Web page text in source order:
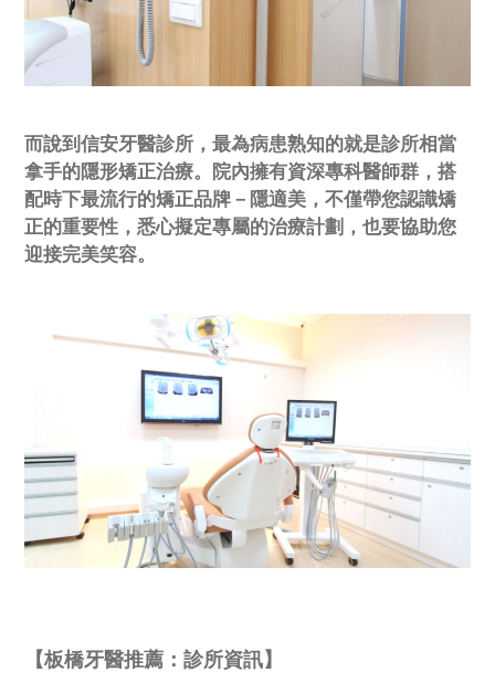
而說到信安牙醫診所，最為病患熟知的就是診所相當
拿手的隱形矯正治療。院內擁有資深專科醫師群，搭
配時下最流行的矯正品牌－隱適美，不僅帶您認識矯
正的重要性，悉心擬定專屬的治療計劃，也要協助您
迎接完美笑容。
【板橋牙醫推薦：診所資訊】